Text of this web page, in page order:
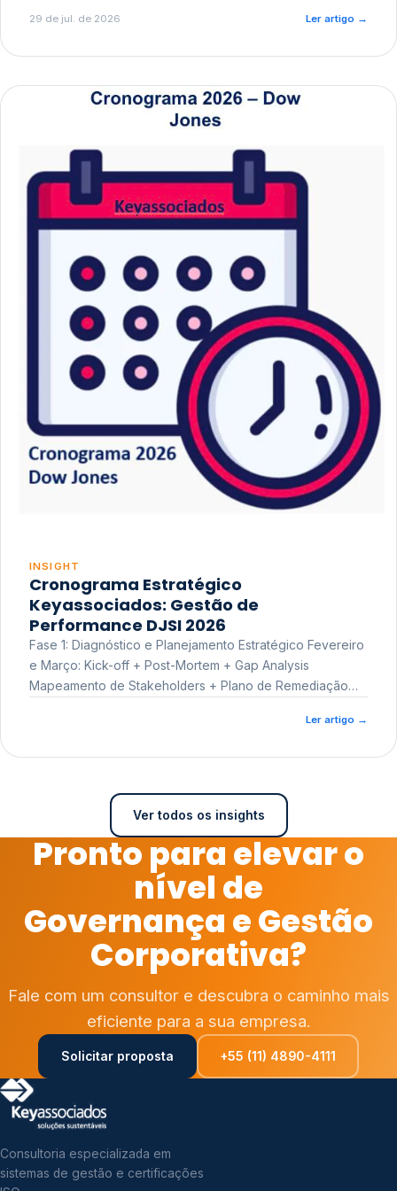
29 de jul. de 2026 Ler artigo →
INSIGHT
Cronograma Estratégico
Keyassociados: Gestão de
Performance DJSI 2026
Fase 1: Diagnóstico e Planejamento Estratégico Fevereiro
e Março: Kick-off + Post-Mortem + Gap Analysis
Mapeamento de Stakeholders + Plano de Remediação
Ler artigo →
Ver todos os insights
Pronto para elevar o
nível de
Governança e Gestão
Corporativa?
Fale com um consultor e descubra o caminho mais
eficiente para a sua empresa.
Solicitar proposta +55 (11) 4890-4111
Consultoria especializada em
sistemas de gestão e certificações